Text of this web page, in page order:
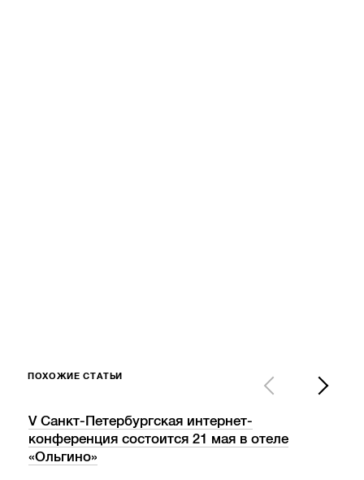
ПОХОЖИЕ СТАТЬИ
V Санкт-Петербургская интернет-
конференция состоится 21 мая в отеле
«Ольгино»